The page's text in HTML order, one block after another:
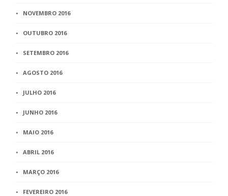
NOVEMBRO 2016
OUTUBRO 2016
SETEMBRO 2016
AGOSTO 2016
JULHO 2016
JUNHO 2016
MAIO 2016
ABRIL 2016
MARÇO 2016
FEVEREIRO 2016